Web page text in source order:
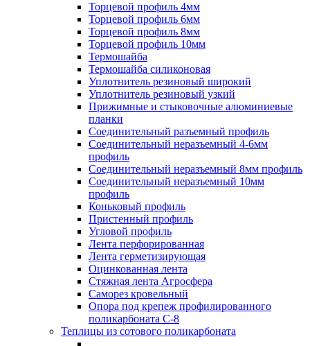
Торцевой профиль 4мм
Торцевой профиль 6мм
Торцевой профиль 8мм
Торцевой профиль 10мм
Термошайба
Термошайба силиконовая
Уплотнитель резиновый широкий
Уплотнитель резиновый узкий
Прижимные и стыковочные алюминиевые
планки
Соединительный разъемный профиль
Соединительный неразъемный 4-6мм
профиль
Соединительный неразъемный 8мм профиль
Соединительный неразъемный 10мм
профиль
Коньковый профиль
Пристенный профиль
Угловой профиль
Лента перфорированная
Лента герметизирующая
Оцинкованная лента
Стяжная лента Агросфера
Саморез кровельный
Опора под крепеж профилированного
поликарбоната С-8
Теплицы из сотового поликарбоната